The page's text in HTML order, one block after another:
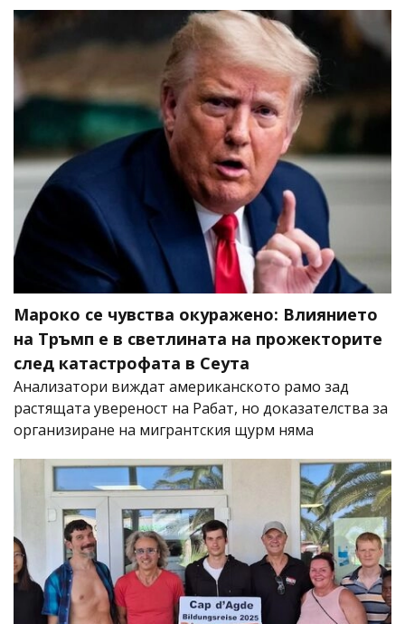
Мароко се чувства окуражено: Влиянието
на Тръмп е в светлината на прожекторите
след катастрофата в Сеута
Анализатори виждат американското рамо зад
растящата увереност на Рабат, но доказателства за
организиране на мигрантския щурм няма